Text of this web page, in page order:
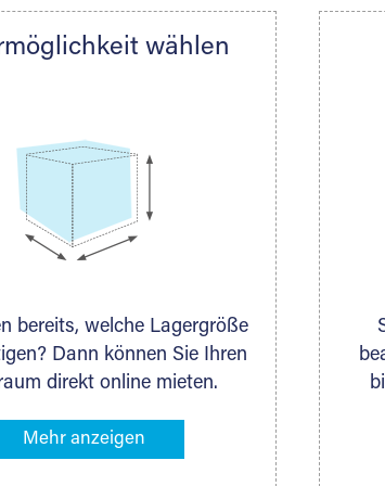
KÖNNEN WIR
und dem Lagervolumen immer die
Auch ganz individuelle Lagerlösungen
wählen
bereits, welche Lagergröße
Dann können Sie Ihren
direkt online mieten.
die entsprechenden